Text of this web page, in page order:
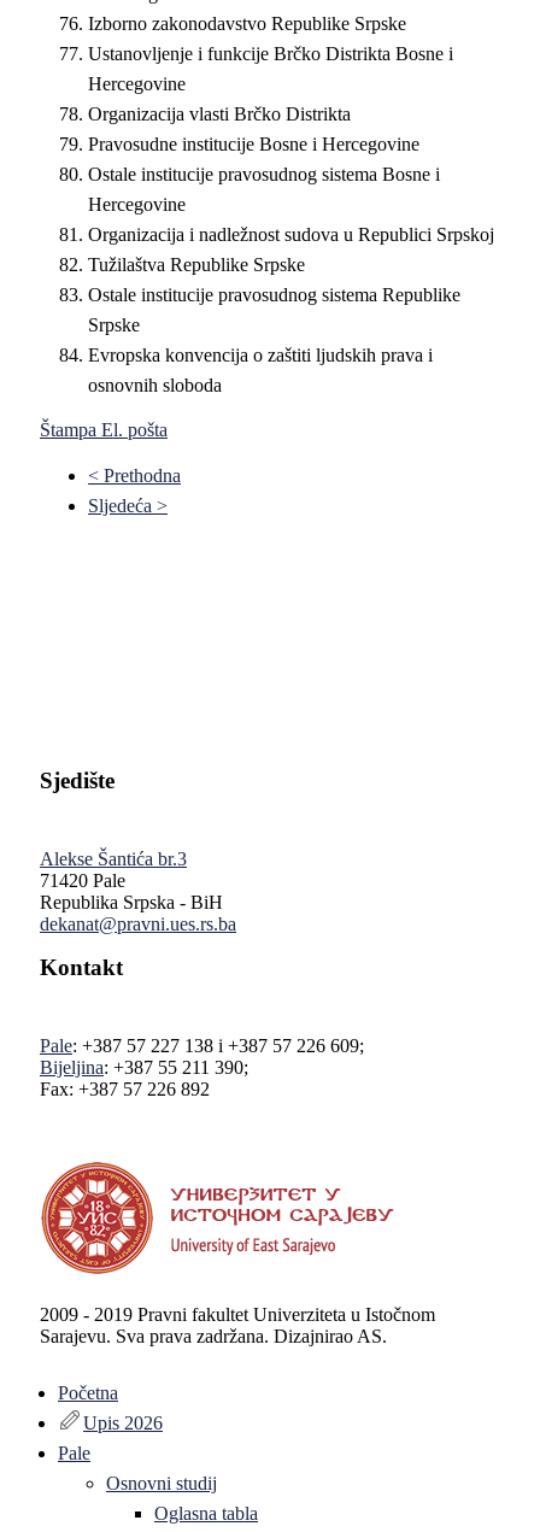
Izborno zakonodavstvo Republike Srpske
Ustanovljenje i funkcije Brčko Distrikta Bosne i
Hercegovine
Organizacija vlasti Brčko Distrikta
Pravosudne institucije Bosne i Hercegovine
Ostale institucije pravosudnog sistema Bosne i
Hercegovine
Organizacija i nadležnost sudova u Republici Srpskoj
Tužilaštva Republike Srpske
Ostale institucije pravosudnog sistema Republike
Srpske
Evropska konvencija o zaštiti ljudskih prava i
osnovnih sloboda
Štampa El. pošta
< Prethodna
Sljedeća >
Sjedište
Alekse Šantića br.3
71420 Pale
Republika Srpska - BiH
dekanat@pravni.ues.rs.ba
Kontakt
Pale: +387 57 227 138 i +387 57 226 609;
Bijeljina: +387 55 211 390;
Fax: +387 57 226 892
2009 - 2019 Pravni fakultet Univerziteta u Istočnom
Sarajevu. Sva prava zadržana. Dizajnirao AS.
Početna
Upis 2026
Pale
Osnovni studij
Oglasna tabla